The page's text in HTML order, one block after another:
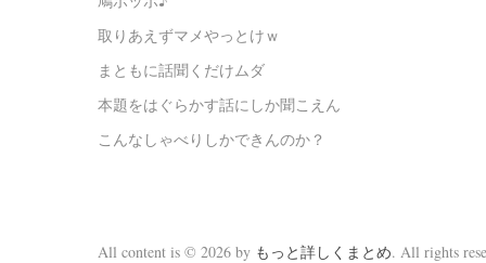
取りあえずマメやっとけｗ
まともに話聞くだけムダ
本題をはぐらかす話にしか聞こえん
こんなしゃべりしかできんのか？
All content is © 2026 by もっと詳しくまとめ. All rights